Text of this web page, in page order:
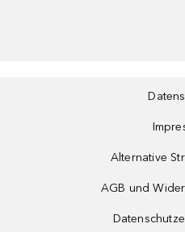
Alternative
AGB und